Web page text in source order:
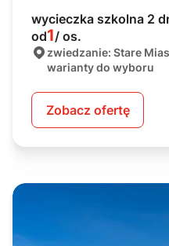
wycieczka szkolna 2
od1/ os.
zwiedzanie: Stare
warianty do wyboru
Zobacz ofertę